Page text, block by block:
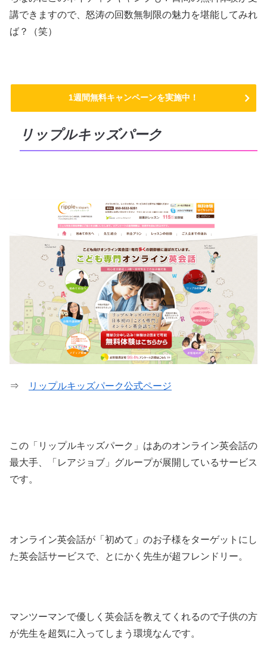
講できますので、怒涛の回数無制限の魅力を堪能してみれ
ば？（笑）
1週間無料キャンペーンを実施中！
リップルキッズパーク
⇒ リップルキッズパーク公式ページ
この「リップルキッズパーク」はあのオンライン英会話の
最大手、「レアジョブ」グループが展開しているサービス
です。
オンライン英会話が「初めて」のお子様をターゲットにし
た英会話サービスで、とにかく先生が超フレンドリー。
マンツーマンで優しく英会話を教えてくれるので子供の方
が先生を超気に入ってしまう環境なんです。